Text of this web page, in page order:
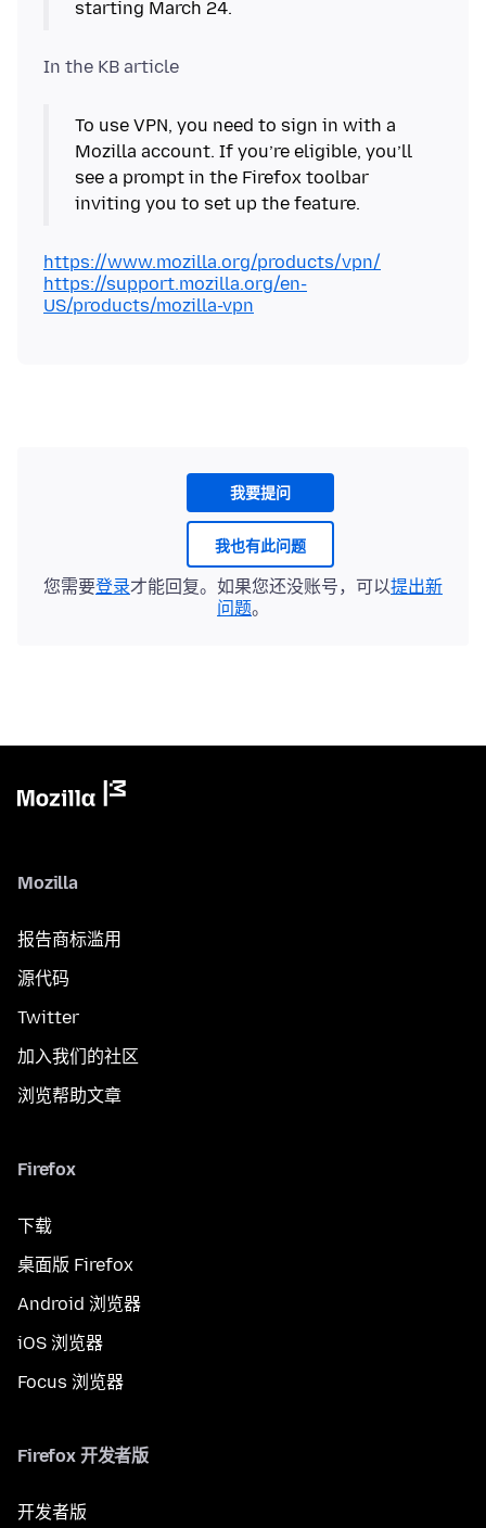
starting March 24.
To use VPN, you need to sign in with a
Mozilla account. If you’re eligible, you’ll
see a prompt in the Firefox toolbar
inviting you to set up the feature.
https://www.mozilla.org/products/vpn/
https://support.mozilla.org/en-
US/products/mozilla-vpn
我要提问
我也有此问题
您需要登录才能回复。如果您还没账号，可以提出新
问题。
Mozilla
报告商标滥用
源代码
Twitter
加入我们的社区
浏览帮助文章
Firefox
下载
桌面版 Firefox
Android 浏览器
iOS 浏览器
Focus 浏览器
Firefox 开发者版
开发者版